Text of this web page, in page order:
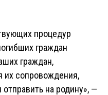
процедур
граждан
граждан,
их сопровождения,
на родину», —